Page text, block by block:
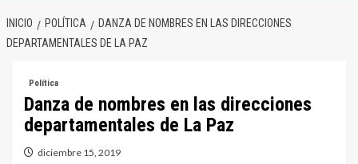
INICIO POLÍTICA
DANZA DE NOMBRES EN LAS DIRECCIONES
DEPARTAMENTALES DE LA PAZ
Política
Danza de nombres en las direcciones
departamentales de La Paz
diciembre 15, 2019